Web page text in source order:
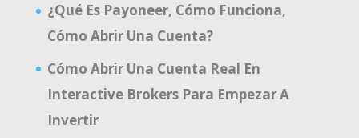
¿Qué Es Payoneer, Cómo Funciona,
Cómo Abrir Una Cuenta?
Cómo Abrir Una Cuenta Real En
Interactive Brokers Para Empezar A
Invertir